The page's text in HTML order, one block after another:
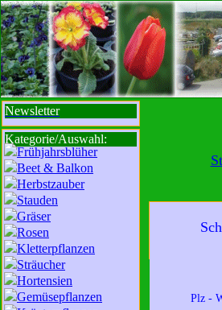
sbisbbib
Newsletter
Kategorie/Auswahl:
Frühjahrsblüher
Beet & Balkon
Herbstzauber
Stauden
Gräser
Rosen
Kletterpflanzen
Sträucher
Hortensien
Gemüsepflanzen
Wir
Plz -
Mit der